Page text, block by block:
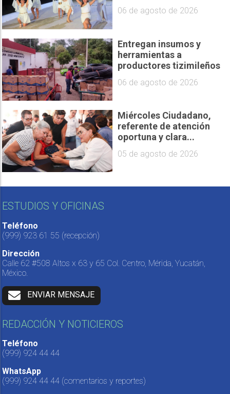
06 de agosto de 2026
Entregan insumos y
herramientas a
productores tizimileños
06 de agosto de 2026
Miércoles Ciudadano,
referente de atención
oportuna y clara...
05 de agosto de 2026
ESTUDIOS Y OFICINAS
Teléfono
(999) 923 61 55 (recepción)
Dirección
Calle 62 #508 Altos x 63 y 65 Col. Centro, Mérida, Yucatán,
México.
ENVIAR MENSAJE
REDACCIÓN Y NOTICIEROS
Teléfono
(999) 924 44 44
WhatsApp
(999) 924 44 44 (comentarios y reportes)